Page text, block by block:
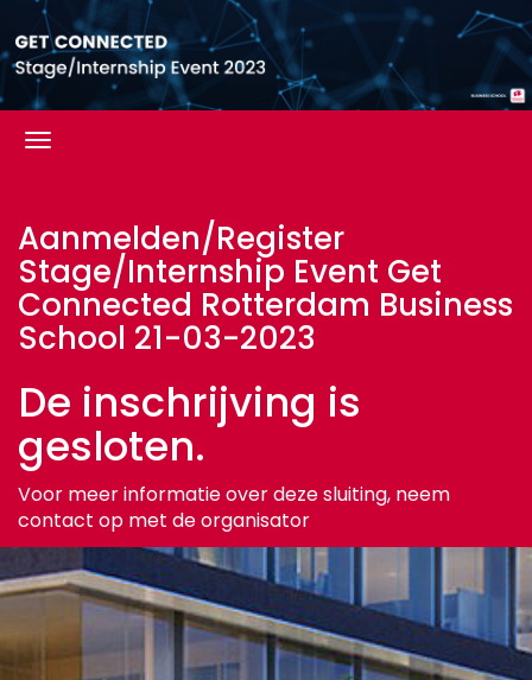
Aanmelden/Register
Stage/Internship Event Get
Connected Rotterdam Business
School 21-03-2023
De inschrijving is
gesloten.
Voor meer informatie over deze sluiting, neem
contact op met de organisator